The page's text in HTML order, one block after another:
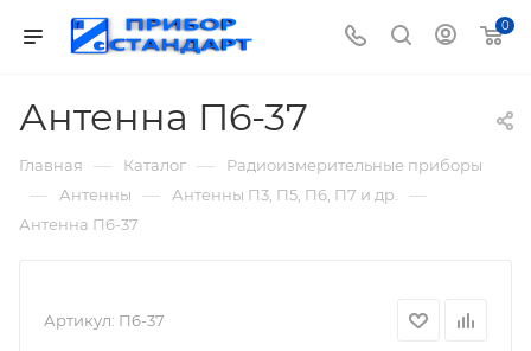
0
Антенна П6-37
Главная — Каталог — Радиоизмерительные приборы
— Антенны — Антенны П3, П5, П6, П7 и др. —
Антенна П6-37
Артикул: П6-37